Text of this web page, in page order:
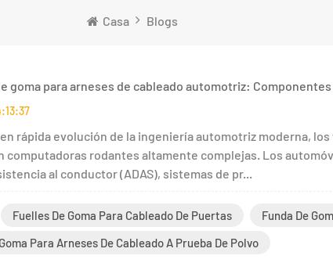
Casa Blogs
goma para arneses de cableado automotriz:
rápida evolución de la ingeniería automotriz moderna,
computadoras rodantes altamente complejas. Los
al conductor (ADAS), sistemas de pr...
Fuelles De Goma Para Cableado De Puertas
Funda De
Para Arneses De Cableado A Prueba De Polvo